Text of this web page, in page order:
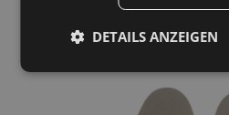
CURASKAPPI
DETAILS ANZEIGEN